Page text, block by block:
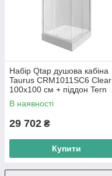
Набір Qtap душова кабіна
Taurus CRM1011SC6 Clear
100х100 см + піддон Tern
301112
В наявності
29 702 ₴
Купити